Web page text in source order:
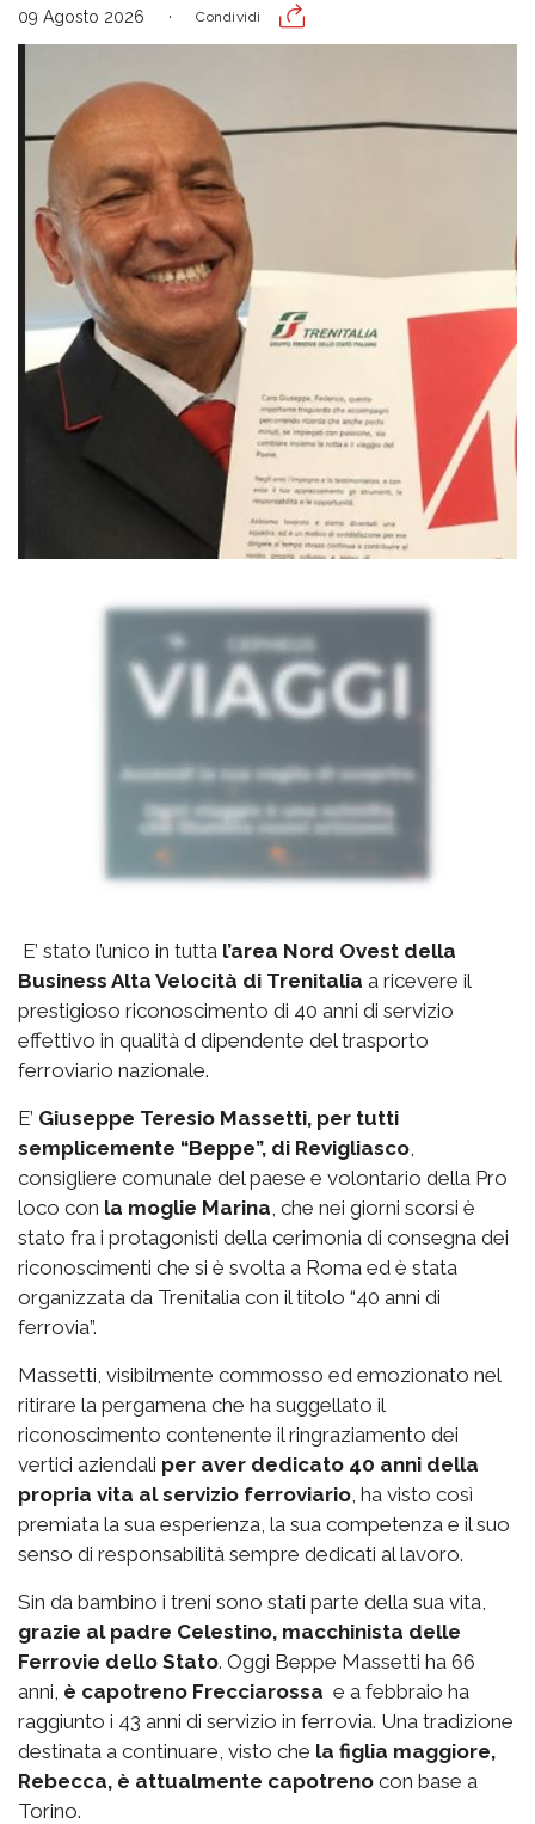
09 Agosto 2026 Condividi
E’ stato l’unico in tutta l’area Nord Ovest della
Business Alta Velocità di Trenitalia a ricevere il
prestigioso riconoscimento di 40 anni di servizio
effettivo in qualità d dipendente del trasporto
ferroviario nazionale.
E’ Giuseppe Teresio Massetti, per tutti
semplicemente “Beppe”, di Revigliasco
consigliere comunale del paese e volontario della Pro
loco con la moglie Marina , che nei giorni scorsi è
stato fra i protagonisti della cerimonia di consegna dei
riconoscimenti che si è svolta a Roma ed è stata
organizzata da Trenitalia con il titolo “40 anni di
ferrovia”.
Massetti, visibilmente commosso ed emozionato nel
ritirare la pergamena che ha suggellato il
riconoscimento contenente il ringraziamento dei
vertici aziendali per aver dedicato 40 anni della
propria vita al servizio ferroviario , ha visto così
premiata la sua esperienza, la sua competenza e il suo
senso di responsabilità sempre dedicati al lavoro.
Sin da bambino i treni sono stati parte della sua vita,
grazie al padre Celestino, macchinista delle
Ferrovie dello Stato. Oggi Beppe Massetti ha 66
anni, è capotreno Frecciarossa e a febbraio ha
raggiunto i 43 anni di servizio in ferrovia. Una tradizione
destinata a continuare, visto che la figlia maggiore,
Rebecca, è attualmente capotreno con base a
Torino.